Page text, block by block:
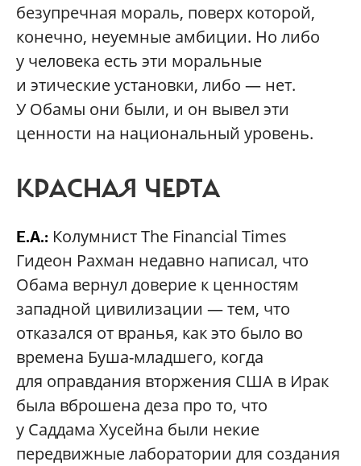
безупречная мораль, поверх которой,
конечно, неуемные амбиции. Но либо
у человека есть эти моральные
и этические установки, либо — нет.
У Обамы они были, и он вывел эти
ценности на национальный уровень.
КРАСНАЯ ЧЕРТА
Е.А.: Колумнист The Financial Times
Гидеон Рахман недавно написал, что
Обама вернул доверие к ценностям
западной цивилизации — тем, что
отказался от вранья, как это было во
времена Буша-младшего, когда
для оправдания вторжения США в Ирак
была вброшена деза про то, что
у Саддама Хусейна были некие
передвижные лаборатории для создания